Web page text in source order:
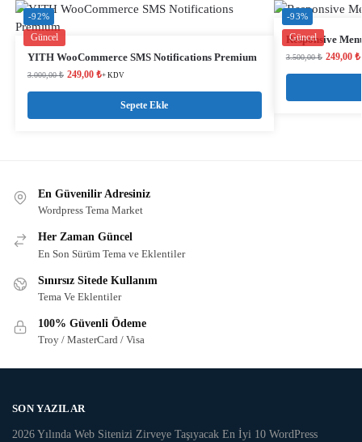
-92%
Güncel
YITH WooCommerce SMS Notifications Premium
3.000,00₺ 249,00 ₺+ KDV
Sepete Ekle
-93%
Güncel
Responsive
3.500,00₺ 249,00 ₺
En Güvenilir Adresiniz
Wordpress Tema Market
Her Zaman Güncel
En Son Sürüm Tema ve Eklentiler
Sınırsız Sitede Kullanım
Tema Ve Eklentiler
100% Güvenli Ödeme
Troy / MasterCard / Visa
SON YAZILAR
2026 Yılında Web Sitenizi Zirveye Taşıyacak En İyi 10 WordPress